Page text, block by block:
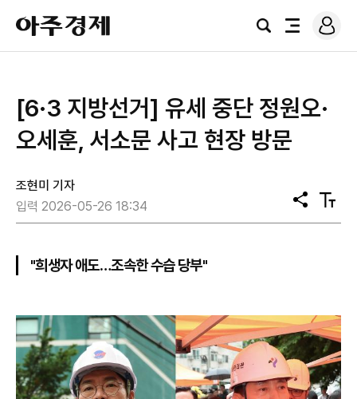
아
주
경
검
전
로
그
[6·3 지방선거] 유세 중단 정원오·
오세훈, 서소문 사고 현장 방문
조현미 기자
입력 2026-05-26 18:34
공
유
텍
스
"희생자 애도…조속한 수습 당부"